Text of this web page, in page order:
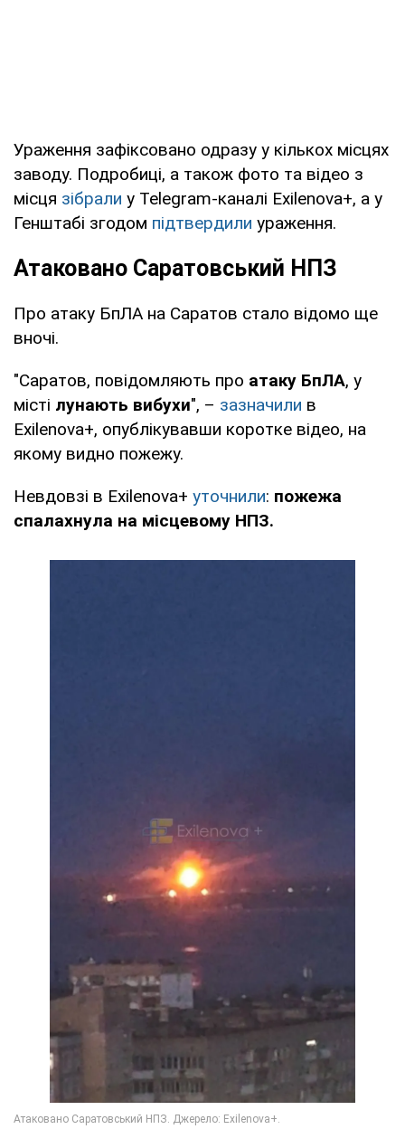
Ураження зафіксовано одразу у кількох місцях
заводу. Подробиці, а також фото та відео з
місця зібрали у Telegram-каналі Exilenova+, а у
Генштабі згодом підтвердили ураження.
Атаковано Саратовський НПЗ
Про атаку БпЛА на Саратов стало відомо ще
вночі.
"Саратов, повідомляють про атаку БпЛА, у
місті лунають вибухи", – зазначили в
Exilenova+, опублікувавши коротке відео, на
якому видно пожежу.
Невдовзі в Exilenova+ уточнили: пожежа
спалахнула на місцевому НПЗ.